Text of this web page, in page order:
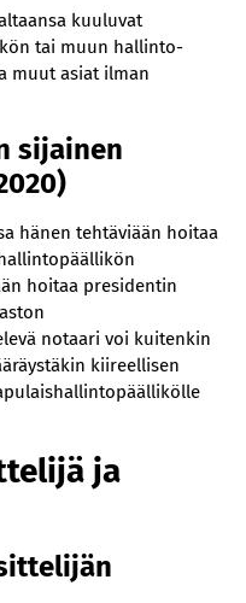
kuuluvat
tai muun hallinto-
muut asiat ilman
sijainen
hänen tehtäviään hoitaa
hoitaa presidentin
notaari voi kuitenkin
kiireellisen
ja